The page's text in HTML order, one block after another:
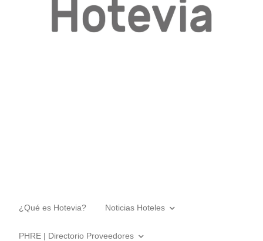
¿Qué es Hotevia? Noticias Hoteles
PHRE | Directorio Proveedores